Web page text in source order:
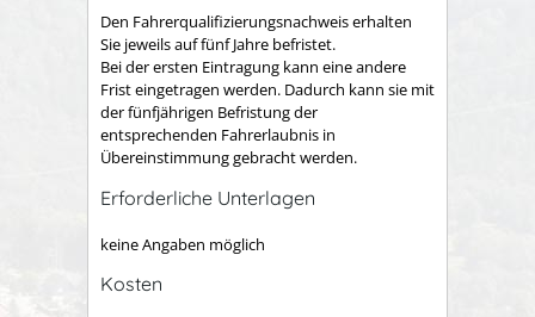
Den Fahrerqualifizierungsnachweis erhalten
Sie jeweils auf fünf Jahre befristet.
Bei der ersten Eintragung kann eine andere
Frist eingetragen werden. Dadurch kann sie mit
der fünfjährigen Befristung der
entsprechenden Fahrerlaubnis in
Übereinstimmung gebracht werden.
Erforderliche Unterlagen
keine Angaben möglich
Kosten